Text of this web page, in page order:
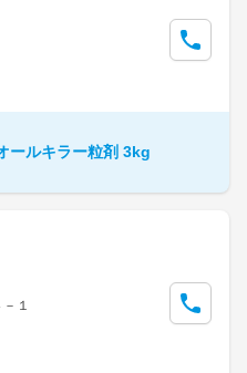
ールキラー粒剤 3kg
１